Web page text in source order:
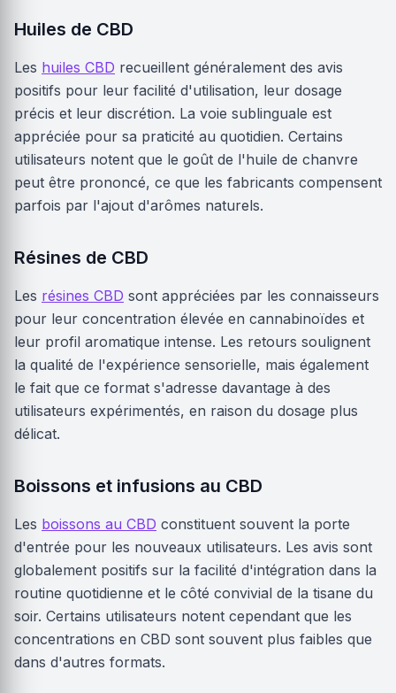
Huiles de CBD
Les huiles CBD recueillent généralement des avis
positifs pour leur facilité d'utilisation, leur dosage
précis et leur discrétion. La voie sublinguale est
appréciée pour sa praticité au quotidien. Certains
utilisateurs notent que le goût de l'huile de chanvre
peut être prononcé, ce que les fabricants compensent
parfois par l'ajout d'arômes naturels.
Résines de CBD
Les résines CBD sont appréciées par les connaisseurs
pour leur concentration élevée en cannabinoïdes et
leur profil aromatique intense. Les retours soulignent
la qualité de l'expérience sensorielle, mais également
le fait que ce format s'adresse davantage à des
utilisateurs expérimentés, en raison du dosage plus
délicat.
Boissons et infusions au CBD
Les boissons au CBD constituent souvent la porte
d'entrée pour les nouveaux utilisateurs. Les avis sont
globalement positifs sur la facilité d'intégration dans la
routine quotidienne et le côté convivial de la tisane du
soir. Certains utilisateurs notent cependant que les
concentrations en CBD sont souvent plus faibles que
dans d'autres formats.